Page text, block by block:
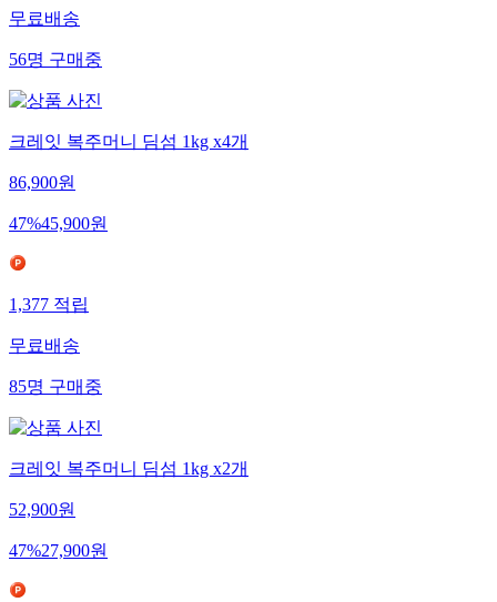
무료배송
56명구매중
크레잇 복주머니 딤섬 1kg x4개
86,900원
47%45,900원
1,377적립
무료배송
85명구매중
크레잇 복주머니 딤섬 1kg x2개
52,900원
47%27,900원